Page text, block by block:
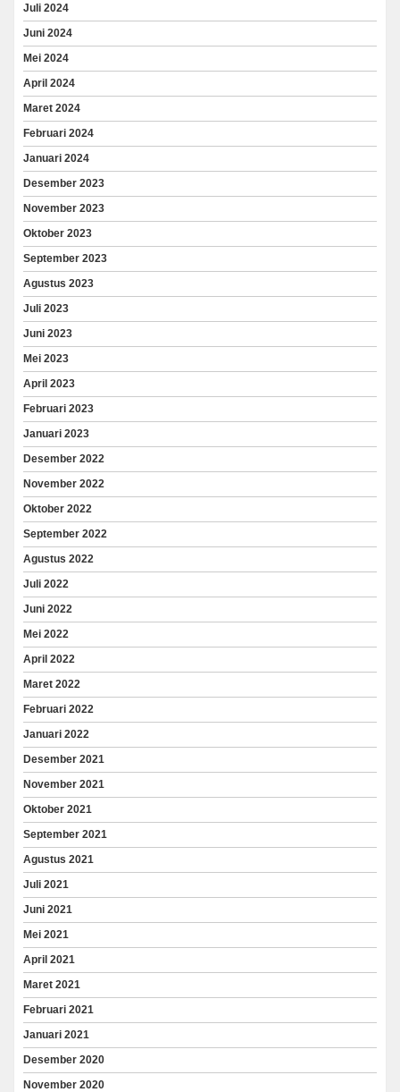
Juli 2024
Juni 2024
Mei 2024
April 2024
Maret 2024
Februari 2024
Januari 2024
Desember 2023
November 2023
Oktober 2023
September 2023
Agustus 2023
Juli 2023
Juni 2023
Mei 2023
April 2023
Februari 2023
Januari 2023
Desember 2022
November 2022
Oktober 2022
September 2022
Agustus 2022
Juli 2022
Juni 2022
Mei 2022
April 2022
Maret 2022
Februari 2022
Januari 2022
Desember 2021
November 2021
Oktober 2021
September 2021
Agustus 2021
Juli 2021
Juni 2021
Mei 2021
April 2021
Maret 2021
Februari 2021
Januari 2021
Desember 2020
November 2020